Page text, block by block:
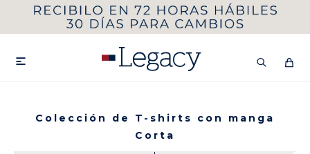

Colección de T-shirts con manga
Corta
MI CUENTA